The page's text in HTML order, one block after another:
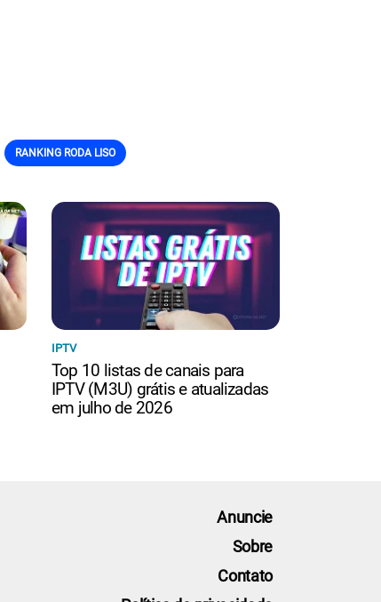
RANKING RODA LISO
IPTV
Top 10 listas de canais para
IPTV (M3U) grátis e atualizadas
em julho de 2026
Anuncie
Sobre
Contato